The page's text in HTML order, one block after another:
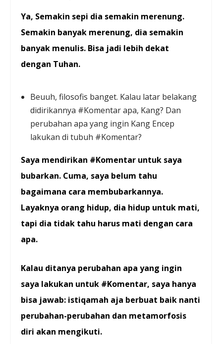
Ya, Semakin sepi dia semakin merenung.
Semakin banyak merenung, dia semakin
banyak menulis. Bisa jadi lebih dekat
dengan Tuhan.
Beuuh, filosofis banget. Kalau latar belakang
didirikannya #Komentar apa, Kang? Dan
perubahan apa yang ingin Kang Encep
lakukan di tubuh #Komentar?
Saya mendirikan #Komentar untuk saya
bubarkan. Cuma, saya belum tahu
bagaimana cara membubarkannya.
Layaknya orang hidup, dia hidup untuk mati,
tapi dia tidak tahu harus mati dengan cara
apa.
Kalau ditanya perubahan apa yang ingin
saya lakukan untuk #Komentar, saya hanya
bisa jawab: istiqamah aja berbuat baik nanti
perubahan-perubahan dan metamorfosis
diri akan mengikuti.